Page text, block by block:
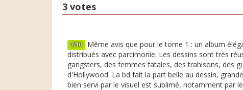
3 votes
7/10 Même avis que pour le tome 1 : un album
distribués avec parcimonie. Les dessins sont très
gangsters, des femmes fatales, des trahisons, des
d'Hollywood. La bd fait la part belle au dessin,
bien servi par le visuel est sublimé, notamment par